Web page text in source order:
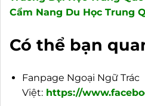
Cẩm Nang Du Học Trung
Có thể bạn
Fanpage Ngoại Ngữ Trác
Việt: https://